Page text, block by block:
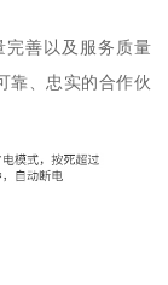
善以及服务质量
靠、忠实的合作伙